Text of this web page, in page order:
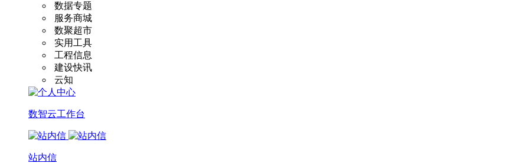
数据专题
服务商城
数聚超市
实用工具
工程信息
建设快讯
云知
数智云工作台
站内信